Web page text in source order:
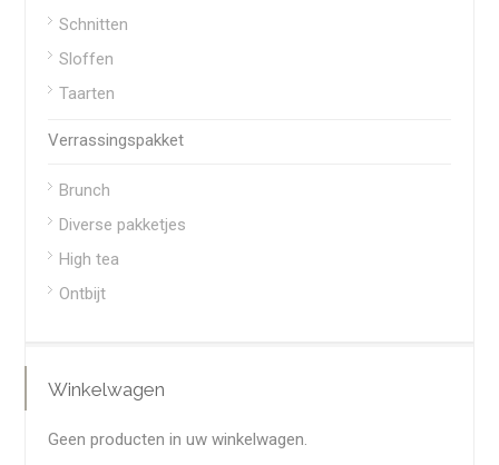
Schnitten
Sloffen
Taarten
Verrassingspakket
Brunch
Diverse pakketjes
High tea
Ontbijt
Winkelwagen
Geen producten in uw winkelwagen.